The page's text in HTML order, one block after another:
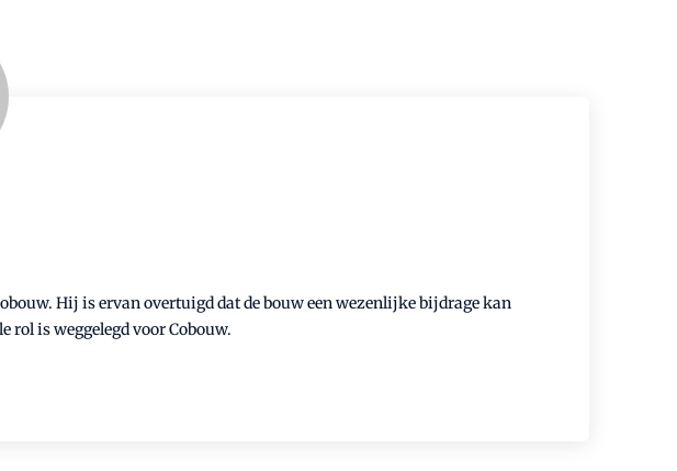
Hij is ervan overtuigd dat de bouw een wezenlijke bijdrage kan
rol is weggelegd voor Cobouw.